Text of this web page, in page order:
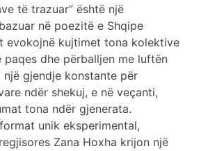
të trazuar” është një
në poezitë e Shqipe
evokojnë kujtimet tona kolektive
paqes dhe përballjen me luftën
gjendje konstante për
ndër shekuj, e në veçanti,
tona ndër gjenerata.
unik eksperimental,
Zana Hoxha krijon një